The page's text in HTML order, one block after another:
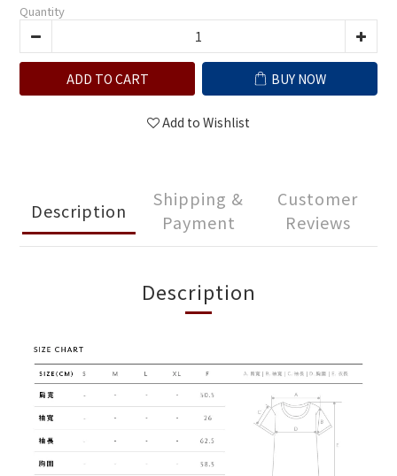
Quantity
ADD TO CART BUY NOW
Add to Wishlist
Description
Shipping &
Payment
Customer
Reviews
Description